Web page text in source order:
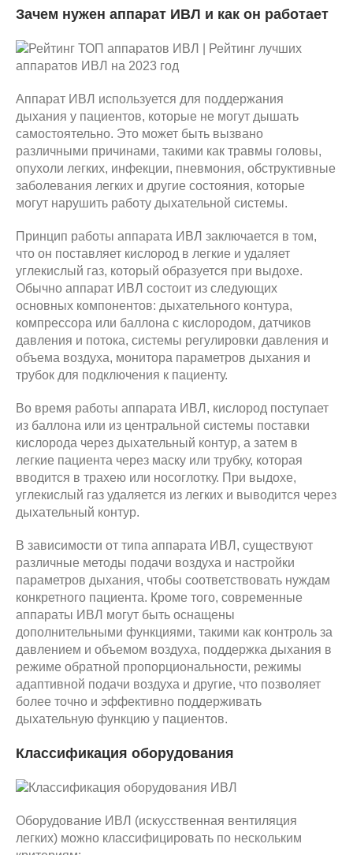
Зачем нужен аппарат ИВЛ и как он работает
Аппарат ИВЛ используется для поддержания
дыхания у пациентов, которые не могут дышать
самостоятельно. Это может быть вызвано
различными причинами, такими как травмы головы,
опухоли легких, инфекции, пневмония, обструктивные
заболевания легких и другие состояния, которые
могут нарушить работу дыхательной системы.
Принцип работы аппарата ИВЛ заключается в том,
что он поставляет кислород в легкие и удаляет
углекислый газ, который образуется при выдохе.
Обычно аппарат ИВЛ состоит из следующих
основных компонентов: дыхательного контура,
компрессора или баллона с кислородом, датчиков
давления и потока, системы регулировки давления и
объема воздуха, монитора параметров дыхания и
трубок для подключения к пациенту.
Во время работы аппарата ИВЛ, кислород поступает
из баллона или из центральной системы поставки
кислорода через дыхательный контур, а затем в
легкие пациента через маску или трубку, которая
вводится в трахею или носоглотку. При выдохе,
углекислый газ удаляется из легких и выводится через
дыхательный контур.
В зависимости от типа аппарата ИВЛ, существуют
различные методы подачи воздуха и настройки
параметров дыхания, чтобы соответствовать нуждам
конкретного пациента. Кроме того, современные
аппараты ИВЛ могут быть оснащены
дополнительными функциями, такими как контроль за
давлением и объемом воздуха, поддержка дыхания в
режиме обратной пропорциональности, режимы
адаптивной подачи воздуха и другие, что позволяет
более точно и эффективно поддерживать
дыхательную функцию у пациентов.
Классификация оборудования
Оборудование ИВЛ (искусственная вентиляция
легких) можно классифицировать по нескольким